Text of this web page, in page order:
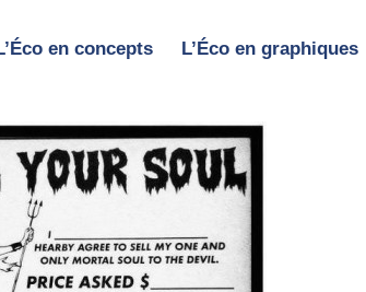
en concepts L’Éco en graphiques